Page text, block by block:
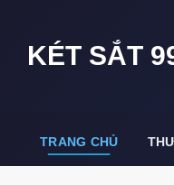
KÉT SẮT
TRANG CHỦ